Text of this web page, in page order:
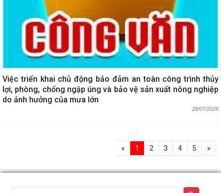
Việc triển khai chủ động bảo đảm an toàn công trình thủy
lợi, phòng, chống ngập úng và bảo vệ sản xuất nông nghiệp
do ảnh hưởng của mưa lớn
28/07/2026
« 1 2 3 4 5 »